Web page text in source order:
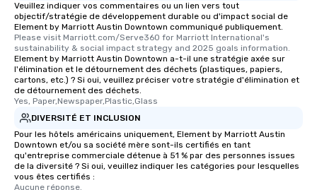
Veuillez indiquer vos commentaires ou un lien vers tout
objectif/stratégie de développement durable ou d'impact social de
Element by Marriott Austin Downtown communiqué publiquement.
Please visit Marriott.com/Serve360 for Marriott International's
sustainability & social impact strategy and 2025 goals information.
Element by Marriott Austin Downtown a-t-il une stratégie axée sur
l'élimination et le détournement des déchets (plastiques, papiers,
cartons, etc.) ? Si oui, veuillez préciser votre stratégie d'élimination et
de détournement des déchets.
Yes, Paper,Newspaper,Plastic,Glass
DIVERSITÉ ET INCLUSION
Pour les hôtels américains uniquement, Element by Marriott Austin
Downtown et/ou sa société mère sont-ils certifiés en tant
qu'entreprise commerciale détenue à 51 % par des personnes issues
de la diversité ? Si oui, veuillez indiquer les catégories pour lesquelles
vous êtes certifiés :
Aucune réponse.